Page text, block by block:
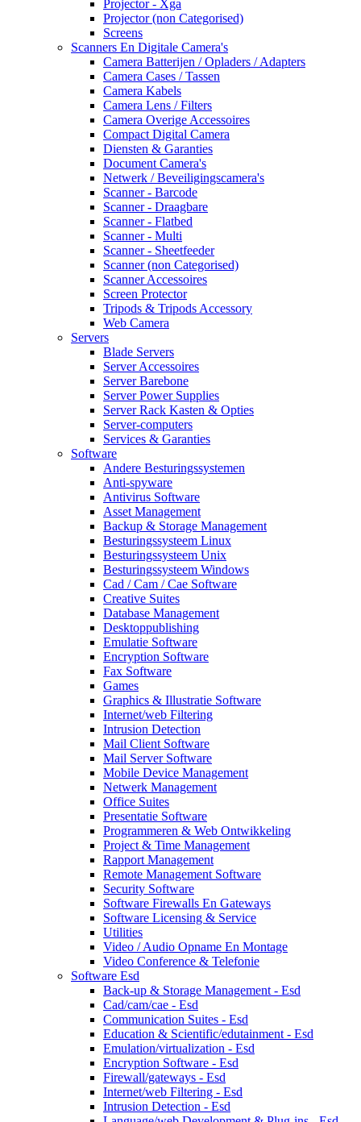
Projector - Xga
Projector (non Categorised)
Screens
Scanners En Digitale Camera's
Camera Batterijen / Opladers / Adapters
Camera Cases / Tassen
Camera Kabels
Camera Lens / Filters
Camera Overige Accessoires
Compact Digital Camera
Diensten & Garanties
Document Camera's
Netwerk / Beveiligingscamera's
Scanner - Barcode
Scanner - Draagbare
Scanner - Flatbed
Scanner - Multi
Scanner - Sheetfeeder
Scanner (non Categorised)
Scanner Accessoires
Screen Protector
Tripods & Tripods Accessory
Web Camera
Servers
Blade Servers
Server Accessoires
Server Barebone
Server Power Supplies
Server Rack Kasten & Opties
Server-computers
Services & Garanties
Software
Andere Besturingssystemen
Anti-spyware
Antivirus Software
Asset Management
Backup & Storage Management
Besturingssysteem Linux
Besturingssysteem Unix
Besturingssysteem Windows
Cad / Cam / Cae Software
Creative Suites
Database Management
Desktoppublishing
Emulatie Software
Encryption Software
Fax Software
Games
Graphics & Illustratie Software
Internet/web Filtering
Intrusion Detection
Mail Client Software
Mail Server Software
Mobile Device Management
Netwerk Management
Office Suites
Presentatie Software
Programmeren & Web Ontwikkeling
Project & Time Management
Rapport Management
Remote Management Software
Security Software
Software Firewalls En Gateways
Software Licensing & Service
Utilities
Video / Audio Opname En Montage
Video Conference & Telefonie
Software Esd
Back-up & Storage Management - Esd
Cad/cam/cae - Esd
Communication Suites - Esd
Education & Scientific/edutainment - Esd
Emulation/virtualization - Esd
Encryption Software - Esd
Firewall/gateways - Esd
Internet/web Filtering - Esd
Intrusion Detection - Esd